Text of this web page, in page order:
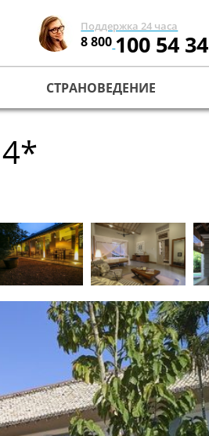
Поддержка 24 часа
8 800100 54 34
СТРАНОВЕДЕНИЕ